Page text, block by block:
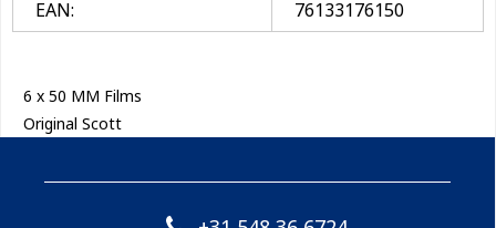
EAN:
76133176150
6 x 50 MM Films
Original Scott